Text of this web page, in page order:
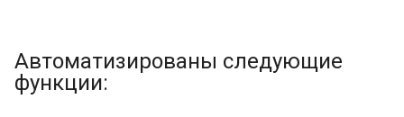
Автоматизированы следующие
функции: